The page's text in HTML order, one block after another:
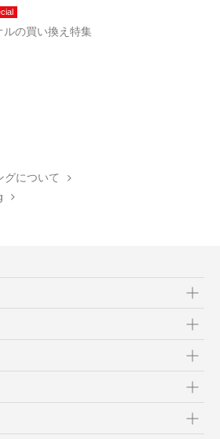
ルの買い換え特集
グについて